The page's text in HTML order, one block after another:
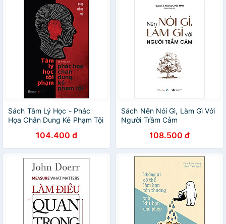
Sách Tâm Lý Học - Phác
Họa Chân Dung Kẻ Phạm Tội
104.400 đ
Sách Nên Nói Gì, Làm Gì Với
Người Trầm Cảm
108.500 đ